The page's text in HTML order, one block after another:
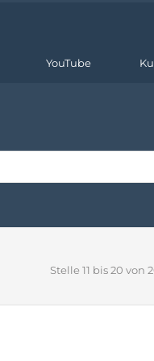
YouTube
Stelle 11 bis 20 von